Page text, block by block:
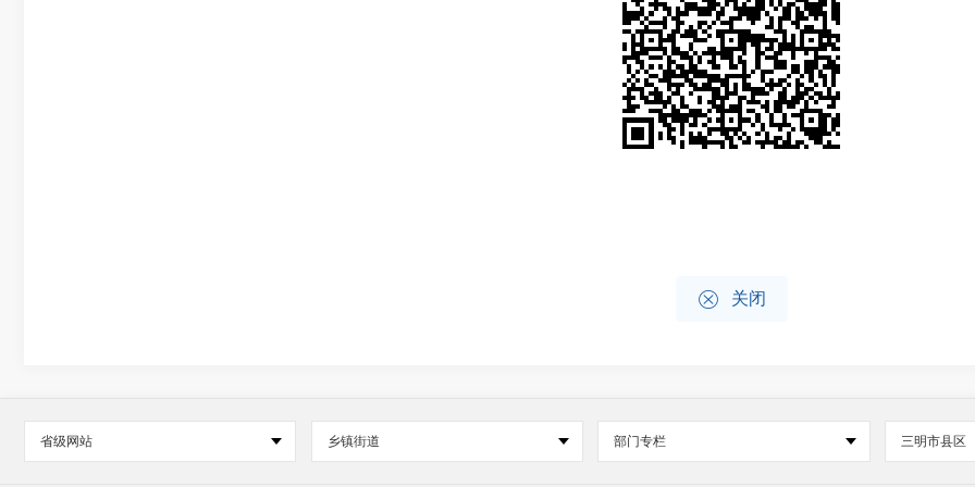
 关闭
省级网站 乡镇街道 部门专栏 三明市县区